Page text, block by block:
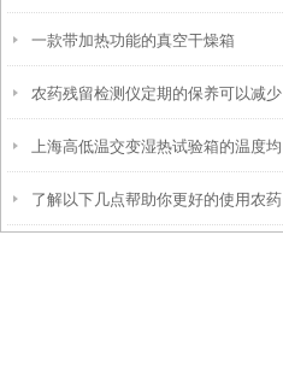
解决？
一款带加热功能的真空干燥箱
农药残留检测仪定期的保养可以减少
不必要的损失
上海高低温交变湿热试验箱的温度均
匀性如何？
了解以下几点帮助你更好的使用农药